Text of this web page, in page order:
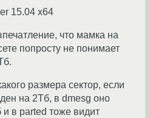
15.04 x64
что мамка на
попросту не понимает
размера сектор, если
на 2Тб, в dmesg оно
и в parted тоже видит